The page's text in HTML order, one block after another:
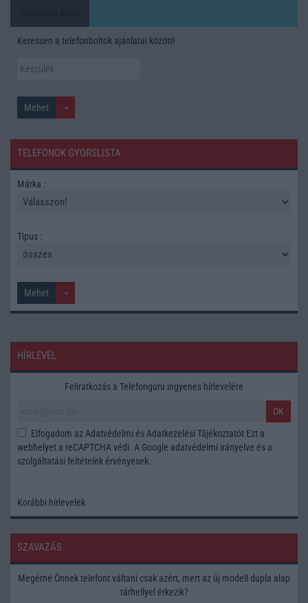
Keressen a telefonboltok ajánlatai között!
TELEFONOK GYORSLISTA
Márka :
Tipus :
HÍRLEVÉL
Feliratkozás a Telefonguru ingyenes hírlevelére
OK
Elfogadom azAdatvédelmi és Adatkezelési Tájékoztatót Ezt a
webhelyet a reCAPTCHA védi. A Google adatvédelmi irányelve és a
szolgáltatási feltételek érvényesek.
Korábbi hírlevelek
SZAVAZÁS
Megérné Önnek telefont váltani csak azért, mert az új modell dupla alap
tárhellyel érkezik?